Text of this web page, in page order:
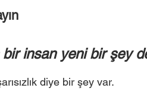
bir insan yeni bir şey
diye bir şey var.